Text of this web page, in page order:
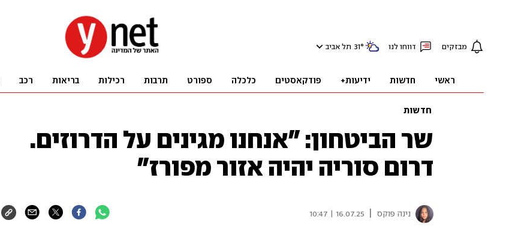
מבזקים דווחו לנו 31° תל אביב
ראשי חדשות ידיעות+ פודקאסטים כלכלה ספורט תרבות רכילות בריאות רכב
חדשות
שר הביטחון: "אנחנו מגינים על הדרוזים.
דרום סוריה יהיה אזור מפורז"
נינה פוקס 16.07.25 | 10:47